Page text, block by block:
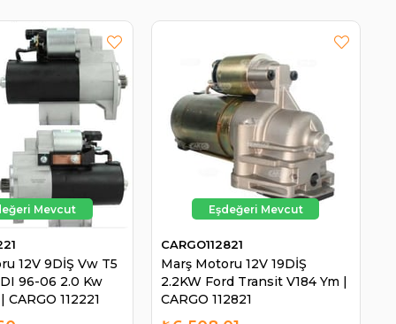
12V 9DİŞ Vw T5
96-06 2.0 Kw
CARGO 112221
Marş Motoru 12V 19DİŞ
2.2KW Ford Transit V184 Ym |
CARGO 112821
CARGO112821